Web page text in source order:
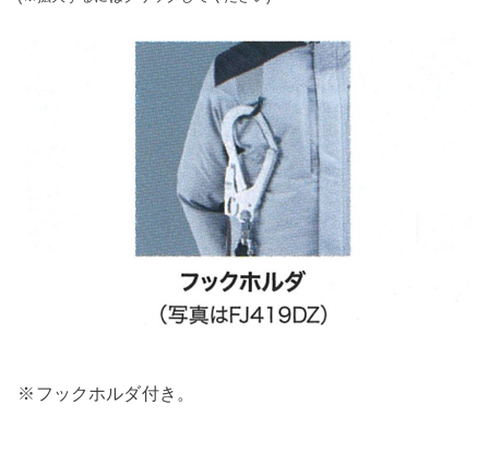
※フックホルダ付き。